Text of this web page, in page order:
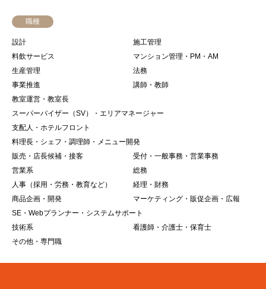
職種
設計
施工管理
料飲サービス
マンション管理・PM・AM
生産管理
法務
事業推進
講師・教師
教室運営・教室長
スーパーバイザー（SV）・エリアマネージャー
支配人・ホテルフロント
料理長・シェフ・調理師・メニュー開発
販売・店長候補・接客
受付・一般事務・営業事務
営業系
総務
人事（採用・労務・教育など）
経理・財務
商品企画・開発
マーケティング・販促企画・広報
SE・Webプランナー・システムサポート
技術系
看護師・介護士・保育士
その他・専門職